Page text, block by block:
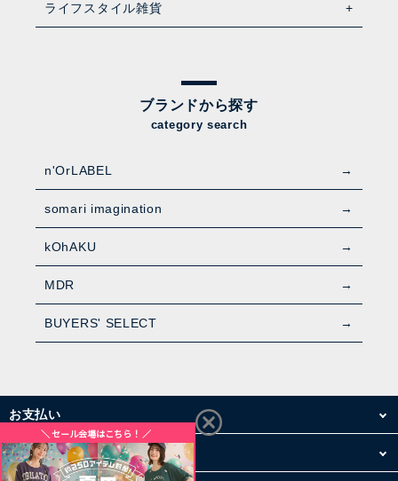
ライフスタイル雑貨
ブランドから探す
category search
n'OrLABEL
somari imagination
kOhAKU
MDR
BUYERS' SELECT
お支払い
配送・送料